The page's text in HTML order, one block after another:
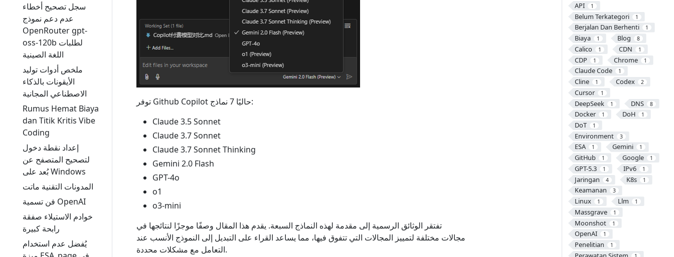
سجل تصحيح أخطاء
عدم دعم نموذج
OpenRouter gpt-
oss-120b لطلبات
اللغة الصينية
ملخص أدوات توليد
الأيقونات بالذكاء
الاصطناعي المجانية
Rumus Hemat Biaya
dan Titik Kritis Vibe
Coding
إعداد نقطة دخول
لتصحيح المتصفح عن
بُعد على Windows
المدونات التقنية ماتت
فن تسمية OpenAI
خوادم الاستيلاء صفقة
رابحة كبيرة
يُفضل عدم استخدام
API 1
Belum Terkategori 1
Berjalan Dan Berhenti 1
Biaya 1 Blog 8
Calico 1 CDN 1
CDP 1 Chrome 1
Claude Code 1
Cline 1 Codex 2
Cursor 1
DeepSeek 1 DNS 8
Docker 1 DoH 1
DoT 1
Environment 3
ESA 1 Gemini 1
GitHub 1 Google 1
GPT-5.3 1 IPv6 1
Jaringan 4 K8s 1
Keamanan 3
Linux 1 Llm 1
Massgrave 1
Moonshot 1
OpenAI 1
Penelitian 1
توفر Github Copilot حاليًا 7 نماذج:
Claude 3.5 Sonnet
Claude 3.7 Sonnet
Claude 3.7 Sonnet Thinking
Gemini 2.0 Flash
GPT-4o
o1
o3-mini
تفتقر الوثائق الرسمية إلى مقدمة لهذه النماذج السبعة. يقدم هذا المقال وصفًا موجزًا لنتائجها في
مجالات مختلفة لتمييز المجالات التي تتفوق فيها، مما يساعد القراء على التبديل إلى النموذج الأنسب عند
التعامل مع مشكلات محددة.